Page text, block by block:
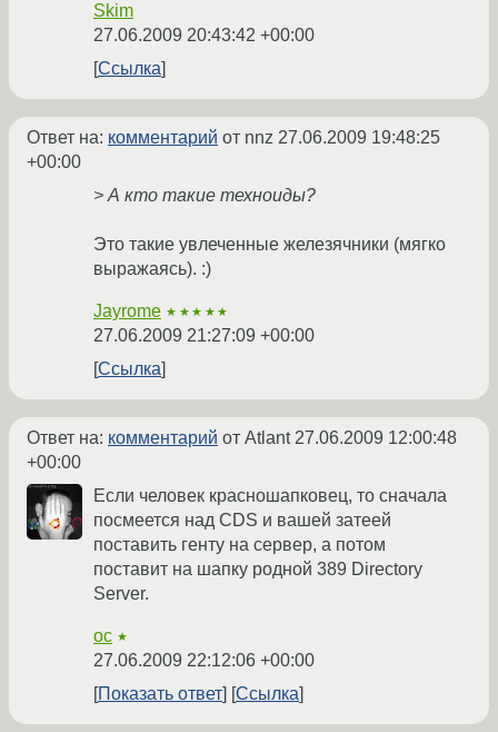
Skim
27.06.2009 20:43:42 +00:00
Ссылка
Ответ на: комментарий от nnz 27.06.2009 19:48:25
+00:00
> А кто такие техноиды?
Это такие увлеченные железячники (мягко
выражаясь). :)
Jayrome ★★★★★
27.06.2009 21:27:09 +00:00
Ссылка
Ответ на: комментарий от Atlant27.06.2009 12:00:48
+00:00
Если человек красношапковец, то сначала
посмеется над CDS и вашей затеей
поставить генту на сервер, а потом
поставит на шапку родной 389 Directory
Server.
oc ★
27.06.2009 22:12:06 +00:00
Показать ответ
Ссылка